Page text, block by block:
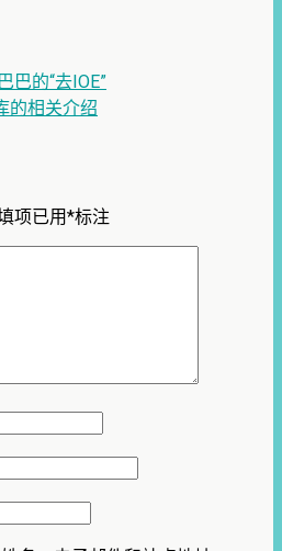
巴的“去IOE”
的相关介绍
项已用*标注